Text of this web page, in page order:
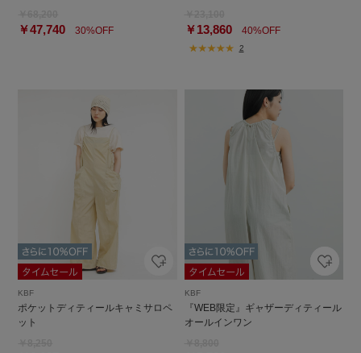
￥47,740 30%OFF ￥13,86040%OFF
2
KBF
ポケットディティールキャミサロペ
ット
KBF
『WEB限定』ギャザーディティール
オールインワン